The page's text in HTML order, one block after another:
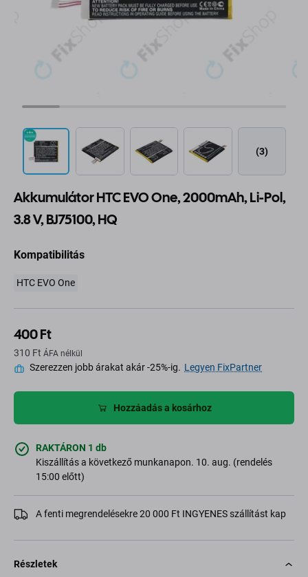
(3)
Akkumulátor HTC EVO One, 2000mAh, Li-Pol,
3.8 V, BJ75100, HQ
Kompatibilitás
HTC EVO One
400 Ft
310 Ft ÁFA nélkül
Szerezzen jobb árakat akár -25%-ig. Legyen FixPartner
Hozzáadás a kosárhoz
RAKTÁRON 1 db
Kiszállítás a következő munkanapon. 10. aug. (rendelés
15:00 előtt)
A fenti megrendelésekre 20 000 Ft INGYENES szállítást kap
Részletek